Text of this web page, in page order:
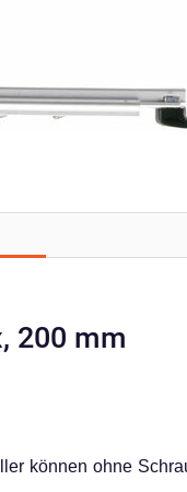
200 mm
können ohne